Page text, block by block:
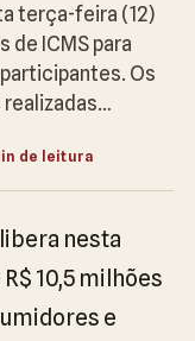
terça-feira (12)
de ICMS para
Os
de leitura
nesta
10,5 milhões
e